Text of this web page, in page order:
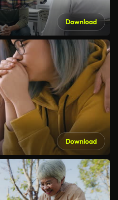
Download
Download